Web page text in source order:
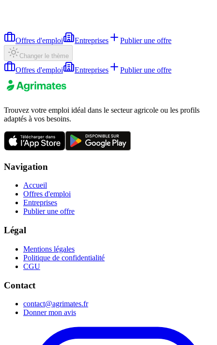
Offres d'emploi Entreprises Publier une offre
Changer le thème
Offres d'emploi Entreprises Publier une offre
Trouvez votre emploi idéal dans le secteur agricole ou les profils
adaptés à vos besoins.
Navigation
Accueil
Offres d'emploi
Entreprises
Publier une offre
Légal
Mentions légales
Politique de confidentialité
CGU
Contact
contact@agrimates.fr
Donner mon avis